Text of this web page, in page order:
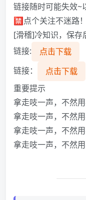
链接随时可能失效~
🈲点个关注不迷路
[滑稽]冷知识，保
链接:
点击下载
链接：
点击下载
重要提示️
拿走吱一声，不然用
拿走吱一声，不然用
拿走吱一声，不然用
拿走吱一声，不然用